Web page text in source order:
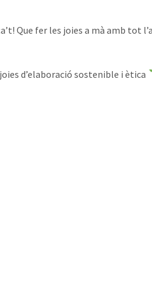
Que fer les joies a mà amb tot
d’elaboració sostenible i ètica